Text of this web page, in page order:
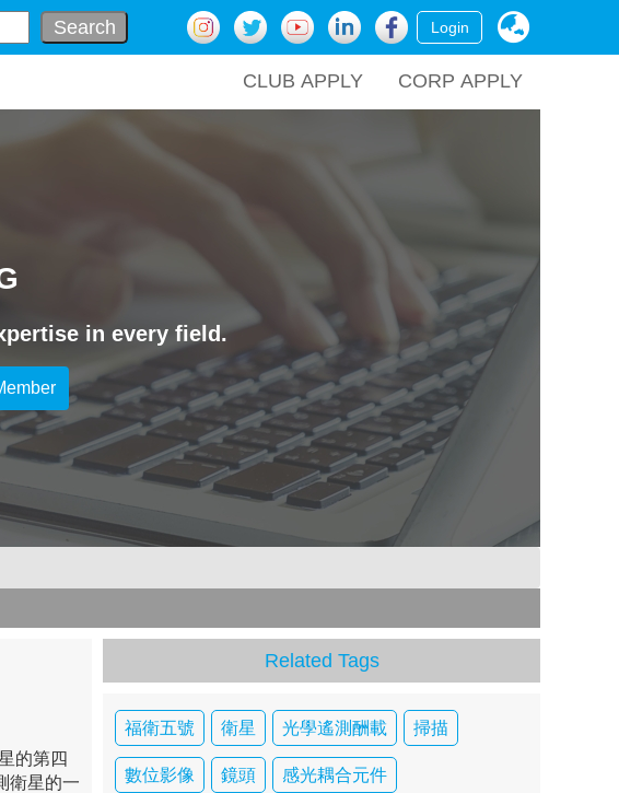
Login
Search
CORP APPLY
CLUB APPLY
in every field.
的第四
衛星的一
Related Tags
福衛五號 衛星 光學遙測酬載 掃描
數位影像 鏡頭 感光耦合元件